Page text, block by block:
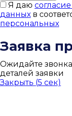
Я даю
данных в
персональных
Заявка
Ожидайте
деталей заявки
Закрыть (5 сек)